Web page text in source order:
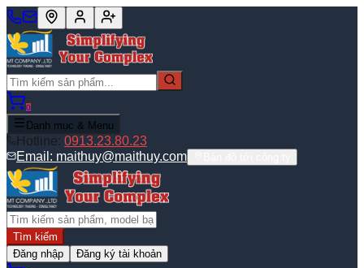
0
Danh mục & Menu
Hotline: 0913.23.80.23
Email: maithuy@maithuy.com
Tìm kiếm
Đăng nhập
Đăng ký tài khoản